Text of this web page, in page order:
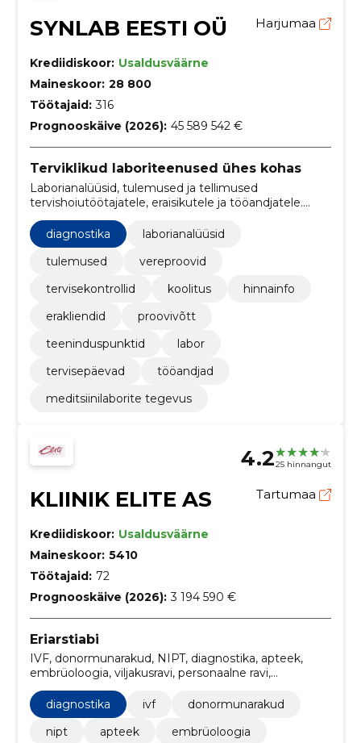
SYNLAB EESTI OÜ Harjumaa
Krediidiskoor: Usaldusväärne
Maineskoor: 28 800
Töötajaid: 316
Prognooskäive (2026): 45 589 542 €
Terviklikud laboriteenused ühes kohas
Laborianalüüsid, tulemused ja tellimused
tervishoiutöötajatele, eraisikutele ja tööandjatele.
tervisepäevi.
diagnostika
laborianalüüsid
tulemused
vereproovid
tervisekontrollid
koolitus
hinnainfo
erakliendid
proovivõtt
teeninduspunktid
labor
tervisepäevad
tööandjad
meditsiinilaborite tegevus
4.225 hinnangut
KLIINIK ELITE AS Tartumaa
Krediidiskoor: Usaldusväärne
Maineskoor: 5410
Töötajaid: 72
Prognooskäive (2026): 3 194 590 €
Eriarstiabi
IVF, donormunarakud, NIPT, diagnostika, apteek,
embrüoloogia, viljakusravi, personaalne ravi,
donorsperma, donorembrüod
diagnostika
ivf
donormunarakud
nipt
apteek
embrüoloogia